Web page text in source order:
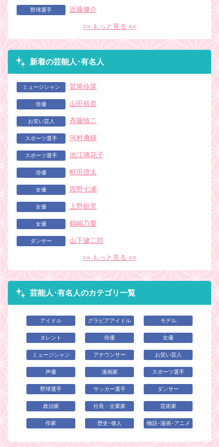
野球選手 近藤健介
>> もっと見る <<
新着の芸能人･有名人
ミュージシャン 鷲尾伶菜
俳優 山田裕貴
お笑い芸人 斉藤慎二
スポーツ選手 河村勇輝
スポーツ選手 池江璃花子
俳優 町田啓太
女優 西野七瀬
女優 上野樹里
女優 鶴嶋乃愛
ダンサー 山下健二郎
>> もっと見る <<
芸能人･有名人のカテゴリ一覧
アイドル グラビアアイドル モデル
タレント 俳優 女優
ミュージシャン アナウンサー お笑い芸人
声優 漫画家 スポーツ選手
野球選手 サッカー選手 ダンサー
政治家 社長・企業家 芸術家
作家 歴史･偉人 物語･漫画･アニメ